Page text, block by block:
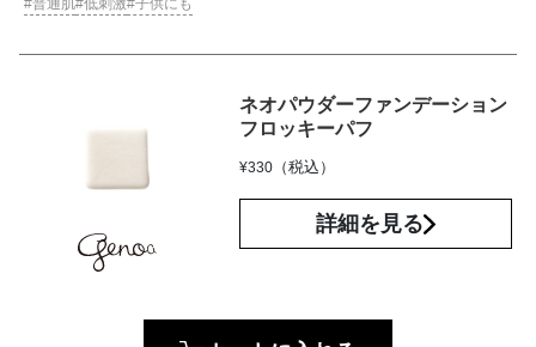
普通肌 低刺激 子供にも
ネオパウダーファンデーション
フロッキーパフ
¥330 （税込）
詳細を見る